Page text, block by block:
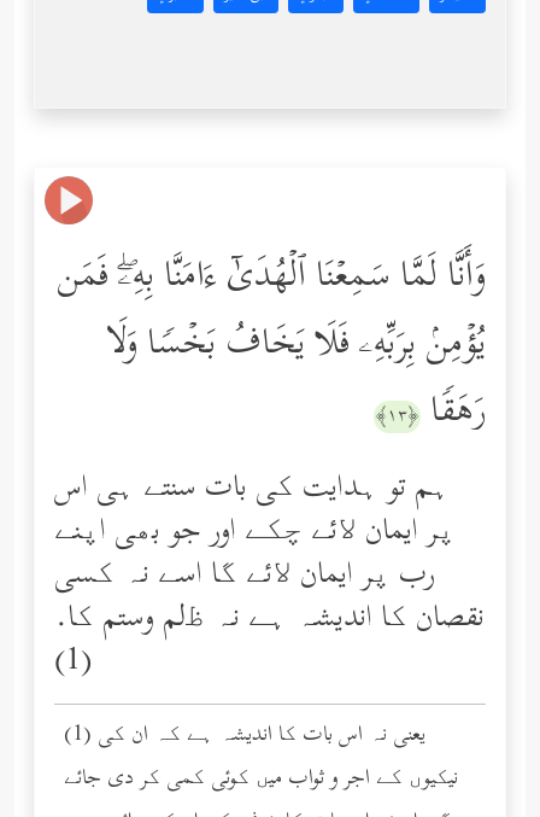
وَأَنَّا لَمَّا سَمِعۡنَا ٱلۡهُدَىٰۤ ءَامَنَّا بِهِۦۖ فَمَن
یُؤۡمِنۢ بِرَبِّهِۦ فَلَا یَخَافُ بَخۡسࣰا وَلَا
رَهَقࣰا ﴿١٣﴾
ہم تو ہدایت کی بات سنتے ہی اس
پر ایمان ﻻئے چکے اور جو بھی اپنے
رب پر ایمان ﻻئے گا اسے نہ کسی
نقصان کا اندیشہ ہے نہ ﻇلم وستم کا.
(1)
(1) یعنی نہ اس بات کا اندیشہ ہے کہ ان کی
نیکیوں کے اجر و ثواب میں کوئی کمی کر دی جائے